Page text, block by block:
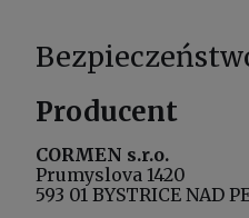
Producent
CORMEN s.r.o.
Prumyslova 1420
593 01 BYSTRICE NAD